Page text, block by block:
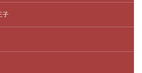
子